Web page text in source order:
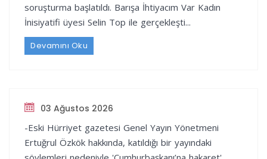
soruşturma başlatıldı. Barışa İhtiyacım Var Kadın
İnisiyatifi üyesi Selin Top ile gerçekleşti...
Devamını Oku
03 Ağustos 2026
-Eski Hürriyet gazetesi Genel Yayın Yönetmeni
Ertuğrul Özkök hakkında, katıldığı bir yayındaki